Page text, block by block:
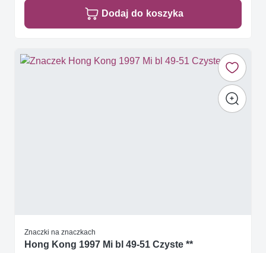
Dodaj do koszyka
Znaczki na znaczkach
Hong Kong 1997 Mi bl 49-51 Czyste **